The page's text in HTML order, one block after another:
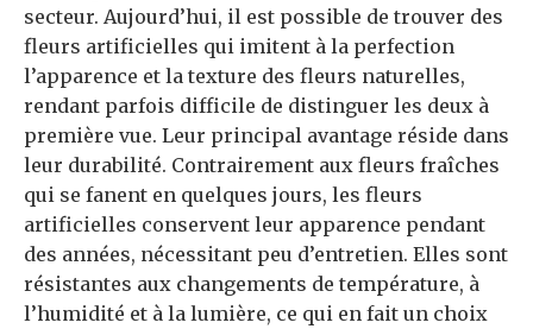
secteur. Aujourd’hui, il est possible de trouver des
fleurs artificielles qui imitent à la perfection
l’apparence et la texture des fleurs naturelles,
rendant parfois difficile de distinguer les deux à
première vue. Leur principal avantage réside dans
leur durabilité. Contrairement aux fleurs fraîches
qui se fanent en quelques jours, les fleurs
artificielles conservent leur apparence pendant
des années, nécessitant peu d’entretien. Elles sont
résistantes aux changements de température, à
l’humidité et à la lumière, ce qui en fait un choix